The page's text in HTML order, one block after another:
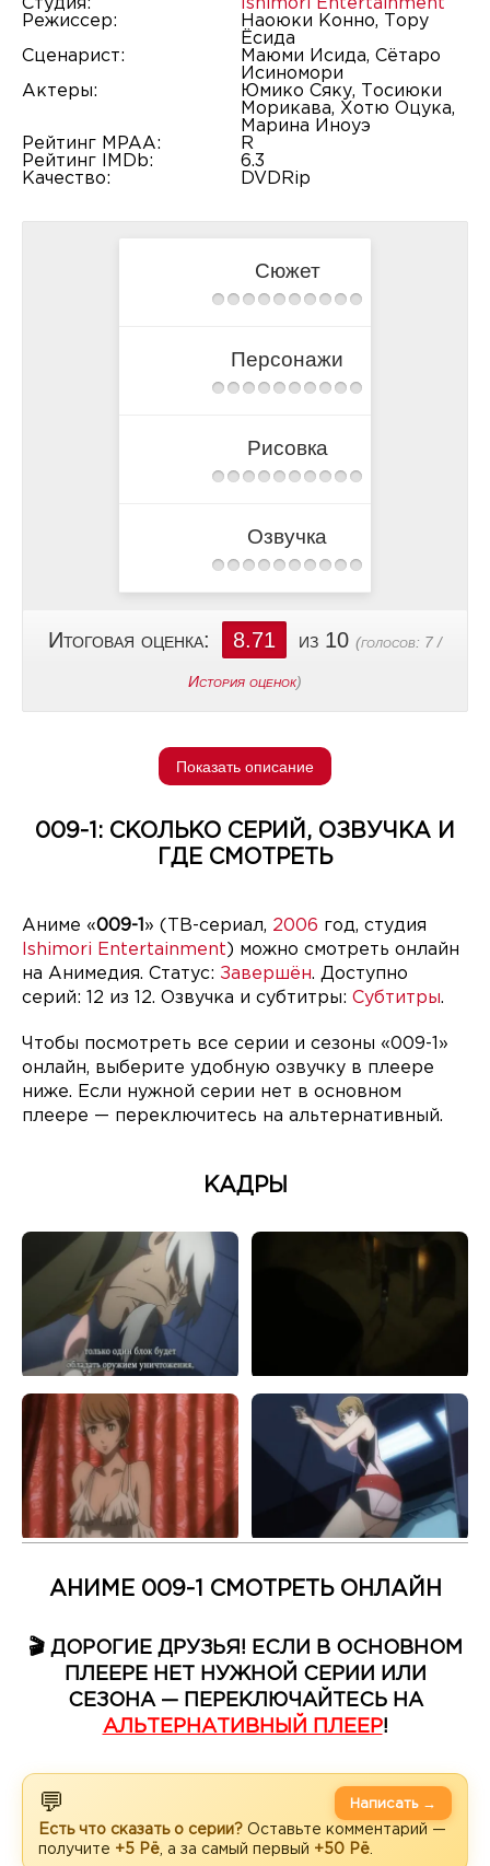
Студия:
Ishimori Entertainment
Режиссер:
Наоюки Конно, Тору
Ёсида
Сценарист:
Маюми Исида, Сётаро
Исиномори
Актеры:
Юмико Сяку, Тосиюки
Морикава, Хотю Оцука,
Марина Иноуэ
Рейтинг MPAA:
R
Рейтинг IMDb:
6.3
Качество:
DVDRip
Сюжет
Персонажи
Рисовка
Озвучка
Итоговая оценка: 8.71 из 10 (голосов: 7 /
История оценок)
Показать описание
009-1: СКОЛЬКО СЕРИЙ, ОЗВУЧКА И
ГДЕ СМОТРЕТЬ
Аниме «009-1 » (ТВ-сериал, 2006 год, студия
Ishimori Entertainment ) можно смотреть онлайн
на Анимедия. Статус: Завершён. Доступно
серий: 12 из 12. Озвучка и субтитры: Субтитры.
Чтобы посмотреть все серии и сезоны «009-1»
онлайн, выберите удобную озвучку в плеере
ниже. Если нужной серии нет в основном
плеере — переключитесь на альтернативный.
КАДРЫ
АНИМЕ 009-1 СМОТРЕТЬ ОНЛАЙН
🎬 ДОРОГИЕ ДРУЗЬЯ! ЕСЛИ В ОСНОВНОМ
ПЛЕЕРЕ НЕТ НУЖНОЙ СЕРИИ ИЛИ
СЕЗОНА — ПЕРЕКЛЮЧАЙТЕСЬ НА
АЛЬТЕРНАТИВНЫЙ ПЛЕЕР!
💬
Есть что сказать о серии? Оставьте комментарий —
получите +5 Рё , а за самый первый +50 Рё
Написать →